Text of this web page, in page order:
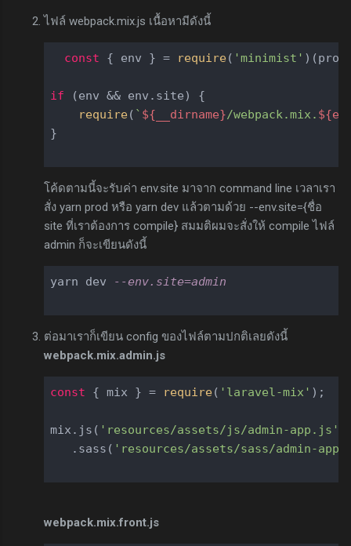
ไฟล์ webpack.mix.js เนื้อหามีดังนี้
const { env } = require( 'minimist'
if (env && env.site) {
require( ` ${__dirname}/webpack.mix.
}
โค้ดตามนี้จะรับค่า env.site มาจาก command line เวลาเรา
สั่ง yarn prod หรือ yarn dev แล้วตามด้วย --env.site={ชื่อ
site ที่เราต้องการ compile} สมมติผมจะสั่งให้ compile ไฟล์
admin ก็จะเขียนดังนี้
yarn dev --env.site=admin
ต่อมาเราก็เขียน config ของไฟล์ตามปกติเลยดังนี้
webpack.mix.admin.js
const { mix } = require( 'laravel-mix' );
mix.js( 'resources/assets/js/admin-app.js'
   .sass(
'resources/assets/sass/admin-
webpack.mix.front.js